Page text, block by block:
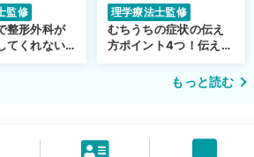
監修
整形外科が
てくれない…
き？
理学療法士監修
むちうちの症状の伝え
方ポイント4つ！伝え方
が重要な理由も解説
もっと読む